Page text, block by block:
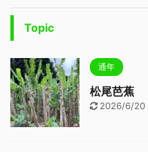
Topic
通年
松尾芭蕉
2026/6/20